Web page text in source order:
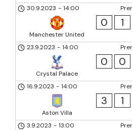
30.9.2023 - 14:00
Manchester United
0 1
23.9.2023 - 14:00
Crystal Palace
0 0
16.9.2023 - 14:00
Aston Villa
3 1
3.9.2023 - 13:00